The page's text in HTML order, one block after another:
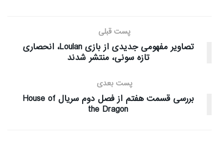
پست قبلی
تصاویر مفهومی جدیدی از بازی Loulan، انحصاری
تازه سونی، منتشر شدند
پست بعدی
بررسی قسمت هفتم از فصل دوم سریال House of
the Dragon